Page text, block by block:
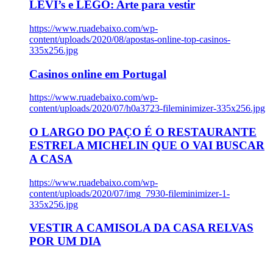
LEVI’s e LEGO: Arte para vestir
https://www.ruadebaixo.com/wp-
content/uploads/2020/08/apostas-online-top-casinos-
335x256.jpg
Casinos online em Portugal
https://www.ruadebaixo.com/wp-
content/uploads/2020/07/h0a3723-fileminimizer-335x256.jpg
O LARGO DO PAÇO É O RESTAURANTE
ESTRELA MICHELIN QUE O VAI BUSCAR
A CASA
https://www.ruadebaixo.com/wp-
content/uploads/2020/07/img_7930-fileminimizer-1-
335x256.jpg
VESTIR A CAMISOLA DA CASA RELVAS
POR UM DIA